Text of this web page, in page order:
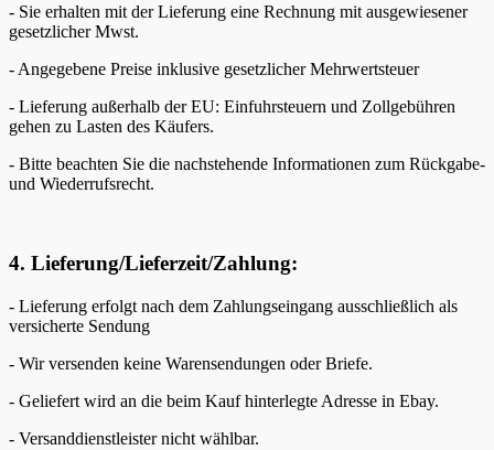
- Sie erhalten mit der Lieferung eine Rechnung mit ausgewiesener
gesetzlicher Mwst.
- Angegebene Preise inklusive gesetzlicher Mehrwertsteuer
- Lieferung außerhalb der EU: Einfuhrsteuern und Zollgebühren
gehen zu Lasten des Käufers.
- Bitte beachten Sie die nachstehende Informationen zum Rückgabe-
und Wiederrufsrecht.
4. Lieferung/Lieferzeit/Zahlung:
- Lieferung erfolgt nach dem Zahlungseingang ausschließlich als
versicherte Sendung
- Wir versenden keine Warensendungen oder Briefe.
- Geliefert wird an die beim Kauf hinterlegte Adresse in Ebay.
- Versanddienstleister nicht wählbar.